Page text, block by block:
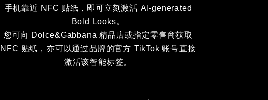
手机靠近 NFC 贴纸，即可立刻激活 AI-generated
Bold Looks。
您可向 Dolce&Gabbana 精品店或指定零售商获取
NFC 贴纸，亦可以通过品牌的官方 TikTok 账号直接
激活该智能标签。